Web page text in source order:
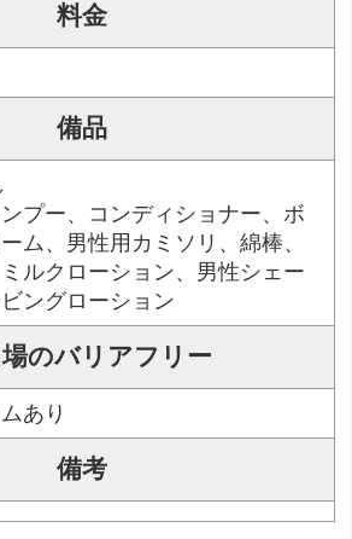
料金
備品
プー、コンディショナー、ボ
ム、男性用カミソリ、綿棒、
ルクローション、男性シェー
ングローション
のバリアフリー
あり
備考